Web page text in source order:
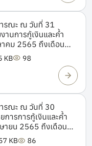
รณะ ณ วันที่ 31
านการกู้เงินและคํ้า
ถึงเดือน
KB 98
รณะ ณ วันที่ 30
ารการกู้เงินและคํ้า
ายน 2565 ถึงเดือน
KB 86